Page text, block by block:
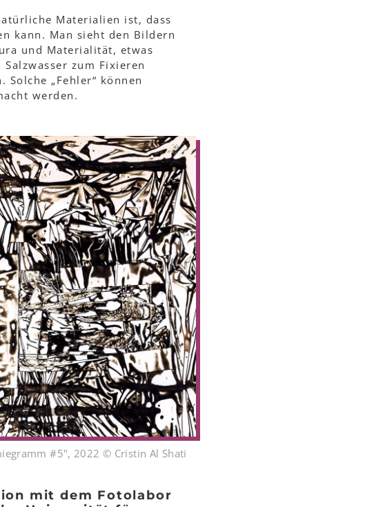
Materialien ist, dass
kann. Man sieht den Bildern
und Materialität, etwas
zum Fixieren
„Fehler“ können
werden.
#5", 2022 © Cristin Al Shati
mit dem Fotolabor